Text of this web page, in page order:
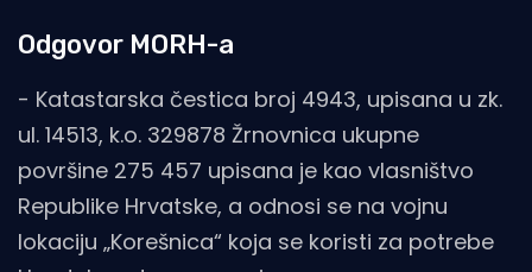
Odgovor MORH-a
- Katastarska čestica broj 4943, upisana u zk.
ul. 14513, k.o. 329878 Žrnovnica ukupne
površine 275 457 upisana je kao vlasništvo
Republike Hrvatske, a odnosi se na vojnu
lokaciju „Korešnica“ koja se koristi za potrebe